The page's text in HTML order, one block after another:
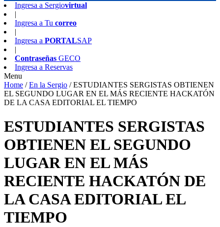
Ingresa a Sergiovirtual
|
Ingresa a Tu correo
|
Ingresa a PORTALSAP
|
Contraseñas GECO
Ingresa a Reservas
Menu
Home /En la Sergio /ESTUDIANTES SERGISTAS OBTIENEN
EL SEGUNDO LUGAR EN EL MÁS RECIENTE HACKATÓN
DE LA CASA EDITORIAL EL TIEMPO
ESTUDIANTES SERGISTAS
OBTIENEN EL SEGUNDO
LUGAR EN EL MÁS
RECIENTE HACKATÓN DE
LA CASA EDITORIAL EL
TIEMPO